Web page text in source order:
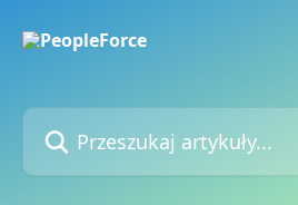
Przeszukaj artykuły...